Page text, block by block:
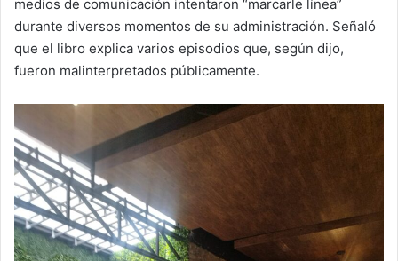
medios de comunicación intentaron “marcarle línea”
durante diversos momentos de su administración. Señaló
que el libro explica varios episodios que, según dijo,
fueron malinterpretados públicamente.